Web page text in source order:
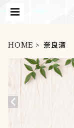
HOME 奈良漬